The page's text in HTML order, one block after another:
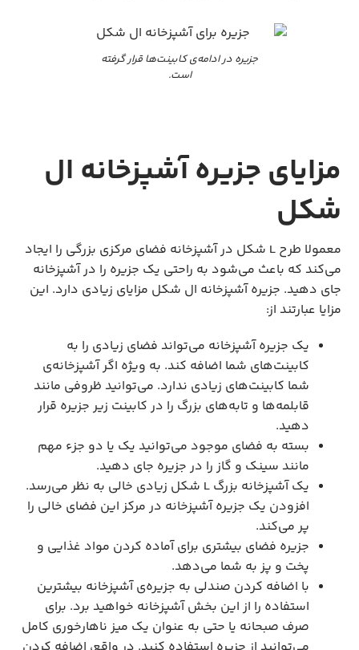
جزیره در ادامه‌ی کابینت‌ها قرار گرفته
است.
مزایای جزیره آشپزخانه ال
شکل
معمولا طرح L شکل در آشپزخانه فضای مرکزی بزرگی را ایجاد
می‌کند که باعث می‌شود به راحتی یک جزیره را در آشپزخانه
جای دهید. جزیره آشپزخانه ال شکل مزایای زیادی دارد. این
مزایا عبارتند از:
یک جزیره آشپزخانه می‌تواند فضای زیادی را به
کابینت‌های شما اضافه کند. به ویژه اگر آشپزخانه‌ی
شما کابینت‌های زیادی ندارد. می‌توانید ظروفی مانند
قابلمه‌ها و تابه‌های بزرگ را در کابینت زیر جزیره قرار
دهید.
بسته به فضای موجود می‌توانید یک یا دو جزء مهم
مانند سینک و گاز را در جزیره جای دهید.
یک آشپزخانه بزرگ L شکل زیادی خالی به نظر می‌رسد.
افزودن یک جزیره آشپزخانه در مرکز این فضای خالی را
پر می‌کند.
جزیره فضای بیشتری برای آماده کردن مواد غذایی و
پخت و پز به شما می‌دهد.
با اضافه کردن صندلی به جزیره‌ی آشپزخانه بیشترین
استفاده را از این بخش آشپزخانه خواهید برد. برای
صرف صبحانه یا حتی به عنوان یک میز ناهارخوری کامل